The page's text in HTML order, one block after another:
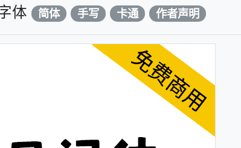
体 简体 手写 卡通 作者声明